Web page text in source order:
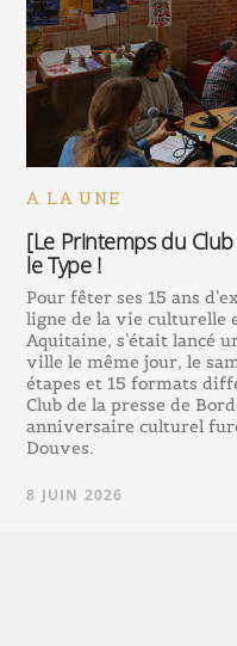
A LA UNE
[Le Printemps du
le Type !
Pour fêter ses 15 ans
ligne de la vie culturelle
Aquitaine, s’était lancé
ville le même jour, le
étapes et 15 formats
Club de la presse de
anniversaire culturel
Douves.
8 JUIN 2026